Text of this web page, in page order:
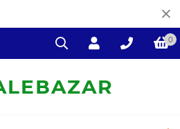
0
ВAZAR